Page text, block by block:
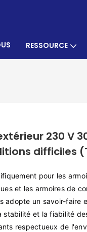
RESSOURCE
230 V
difficiles
pour les
et les armoires de
adopte un savoir-faire
et la fiabilité
respectueux de